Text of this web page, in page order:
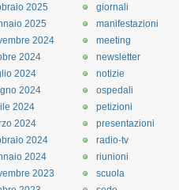
giornali
manifestazioni
meeting
newsletter
notizie
ospedali
petizioni
presentazioni
radio-tv
riunioni
scuola
2025
2025
2024
2024
2024
2024
2024
2024
2024
2024
2023